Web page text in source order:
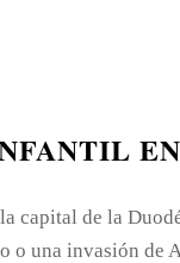
capital de la
o una invasión de